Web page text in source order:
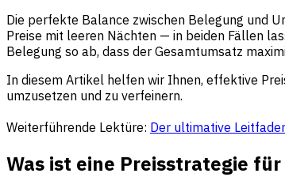
Die perfekte Balance zwischen Belegung und
Preise mit leeren Nächten — in beiden Fällen
Belegung so ab, dass der Gesamtumsatz
In diesem Artikel helfen wir Ihnen, effektive
umzusetzen und zu verfeinern.
Weiterführende Lektüre: Der ultimative
Was ist eine Preisstrategie